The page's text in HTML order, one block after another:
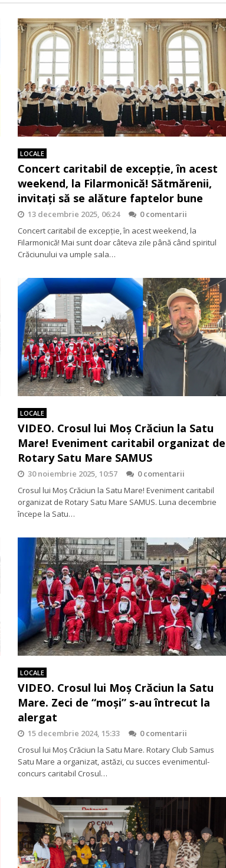
LOCALE
Concert caritabil de excepție, în acest
weekend, la Filarmonică! Sătmărenii,
invitați să se alăture faptelor bune
13 decembrie 2025, 06:24
0 comentarii
Concert caritabil de excepție, în acest weekend, la
Filarmonică! Mai sunt doar câteva zile până când spiritul
Crăciunului va umple sala…
LOCALE
VIDEO. Crosul lui Moș Crăciun la Satu
Mare! Eveniment caritabil organizat de
Rotary Satu Mare SAMUS
30 noiembrie 2025, 10:57
0 comentarii
Crosul lui Moș Crăciun la Satu Mare! Eveniment caritabil
organizat de Rotary Satu Mare SAMUS. Luna decembrie
începe la Satu…
LOCALE
VIDEO. Crosul lui Moș Crăciun la Satu
Mare. Zeci de “moşi” s-au întrecut la
alergat
15 decembrie 2024, 15:33
0 comentarii
Crosul lui Moș Crăciun la Satu Mare. Rotary Club Samus
Satu Mare a organizat, astăzi, cu succes evenimentul-
concurs caritabil Crosul…